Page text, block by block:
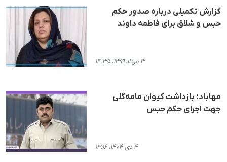
گزارش تکمیلی دربارە صدور حکم
حبس و شلاق برای فاطمە داوند
۳ مرداد ۱۳۹۹، ۱۴:۳۵
مهاباد؛ بازداشت کیوان مامه‌گلی
جهت اجرای حکم حبس
۴ دی ۱۴۰۴، ۱۳:۱۶